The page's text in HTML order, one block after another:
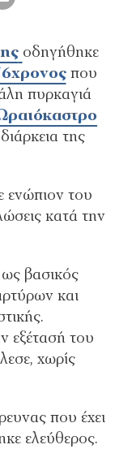
οδηγήθηκε
που
πυρκαγιά
της
ενώπιον του
κατά την
βασικός
και
εξέτασή του
χωρίς
που έχει
ελεύθερος.